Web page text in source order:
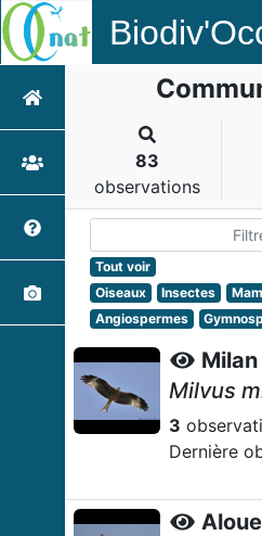
83
observations
Tout voir
Oiseaux
Insectes
Angiospermes
Milvus
3
Dernière